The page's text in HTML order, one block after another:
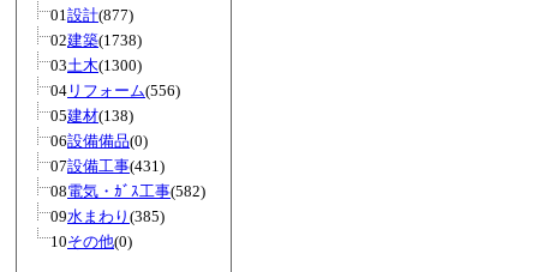
01設計(877)
02建築(1738)
03土木(1300)
04 リフォーム(556)
05建材(138)
06設備備品(0)
07設備工事(431)
08電気・ｶﾞｽ工事(582)
09水まわり (385)
10その他(0)